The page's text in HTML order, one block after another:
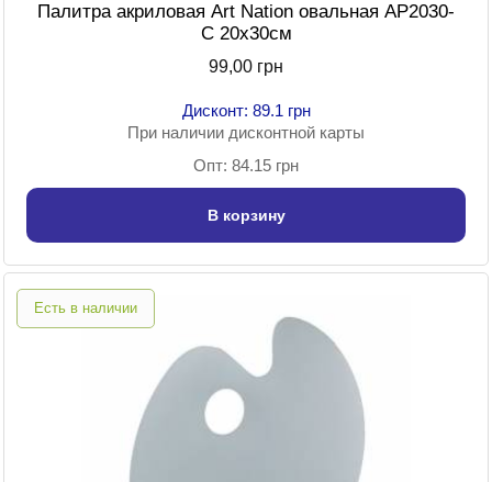
Палитра акриловая Art Nation овальная AP2030-
C 20х30см
99,00 грн
Дисконт: 89.1 грн
При наличии дисконтной карты
Опт: 84.15 грн
В корзину
Есть в наличии